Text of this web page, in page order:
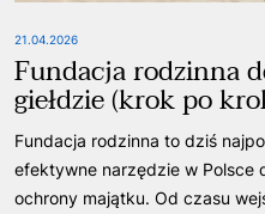
21.04.2026
Fundacja rodzinna
giełdzie (krok po
Fundacja rodzinna to dziś
efektywne narzędzie w Polsce
ochrony majątku. Od czasu